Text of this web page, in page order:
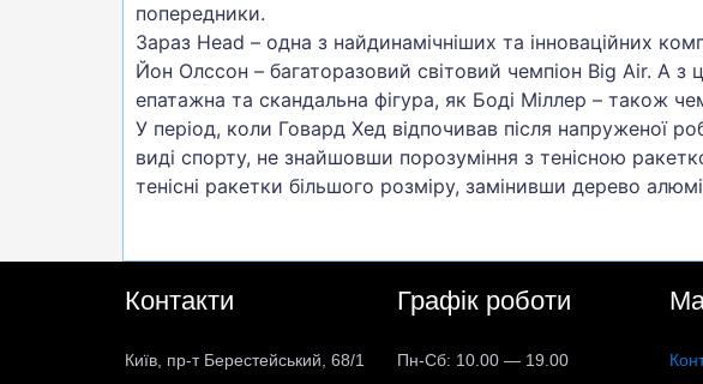
попередники.
Зараз Head – одна з найдинамічніших та інноваційних
Йон Олссон – багаторазовий світовий чемпіон Big Air. А
епатажна та скандальна фігура, як Боді Міллер – також
У період, коли Говард Хед відпочивав після напруженої
виді спорту, не знайшовши порозуміння з тенісною
тенісні ракетки більшого розміру, замінивши дерево
Контакти
Київ, пр-т Берестейський, 68/1
Графік роботи
Пн-Сб: 10.00 — 19.00